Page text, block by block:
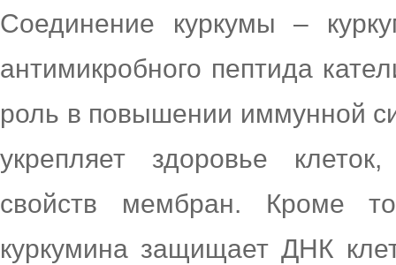
Соединение куркумы –
антимикробного пептида
роль в повышении иммунной
укрепляет здоровье
свойств мембран. Кроме
куркумина защищает ДНК